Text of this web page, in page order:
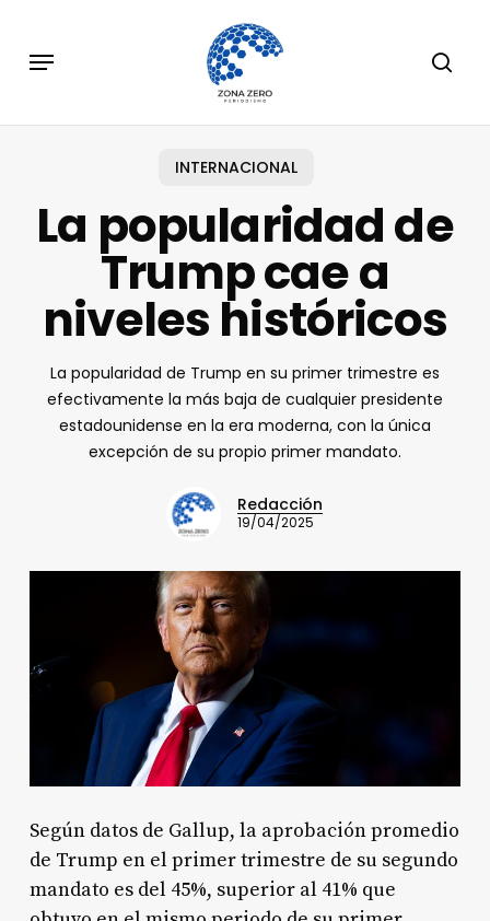
main
Menu
INTERNACIONAL
La popularidad de
Trump cae a
niveles históricos
La popularidad de Trump en su primer trimestre es
efectivamente la más baja de cualquier presidente
estadounidense en la era moderna, con la única
excepción de su propio primer mandato.
Redacción
19/04/2025
Según datos de Gallup, la aprobación promedio
de Trump en el primer trimestre de su segundo
mandato es del 45%, superior al 41% que